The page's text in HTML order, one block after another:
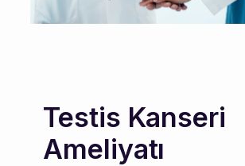
Testis Kanseri
Ameliyatı